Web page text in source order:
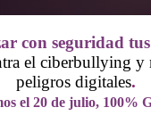
con seguridad tus
el ciberbullying y
peligros digitales.
el 20 de julio, 100%